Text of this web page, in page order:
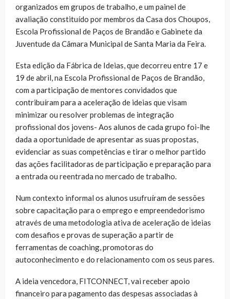
organizados em grupos de trabalho, e um painel de
avaliação constituído por membros da Casa dos Choupos,
Escola Profissional de Paços de Brandão e Gabinete da
Juventude da Câmara Municipal de Santa Maria da Feira.
Esta edição da Fábrica de Ideias, que decorreu entre 17 e
19 de abril, na Escola Profissional de Paços de Brandão,
com a participação de mentores convidados que
contribuíram para a aceleração de ideias que visam
minimizar ou resolver problemas de integração
profissional dos jovens- Aos alunos de cada grupo foi-lhe
dada a oportunidade de apresentar as suas propostas,
evidenciar as suas competências e tirar o melhor partido
das ações facilitadoras de participação e preparação para
a entrada ou reentrada no mercado de trabalho.
Num contexto informal os alunos usufruíram de sessões
sobre capacitação para o emprego e empreendedorismo
através de uma metodologia ativa de aceleração de ideias
com desafios e provas de superação a partir de
ferramentas de coaching, promotoras do
autoconhecimento e do relacionamento com os seus pares.
A ideia vencedora, FITCONNECT, vai receber apoio
financeiro para pagamento das despesas associadas à